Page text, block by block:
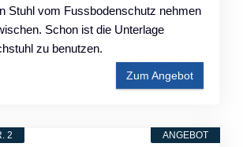
Stuhl vom Fussbodenschutz nehmen
Schon ist die Unterlage
zu benutzen.
Zum Angebot
ANGEBOT
2